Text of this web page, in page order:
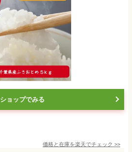
ショップでみる
価格と在庫を楽天でチェック >>